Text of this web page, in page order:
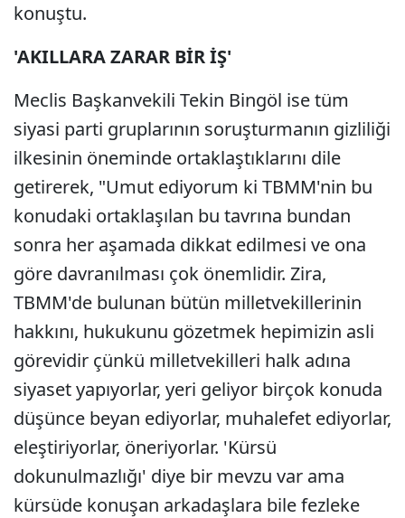
konuştu.
'AKILLARA ZARAR BİR İŞ'
Meclis Başkanvekili Tekin Bingöl ise tüm
siyasi parti gruplarının soruşturmanın gizliliği
ilkesinin öneminde ortaklaştıklarını dile
getirerek, "Umut ediyorum ki TBMM'nin bu
konudaki ortaklaşılan bu tavrına bundan
sonra her aşamada dikkat edilmesi ve ona
göre davranılması çok önemlidir. Zira,
TBMM'de bulunan bütün milletvekillerinin
hakkını, hukukunu gözetmek hepimizin asli
görevidir çünkü milletvekilleri halk adına
siyaset yapıyorlar, yeri geliyor birçok konuda
düşünce beyan ediyorlar, muhalefet ediyorlar,
eleştiriyorlar, öneriyorlar. 'Kürsü
dokunulmazlığı' diye bir mevzu var ama
kürsüde konuşan arkadaşlara bile fezleke